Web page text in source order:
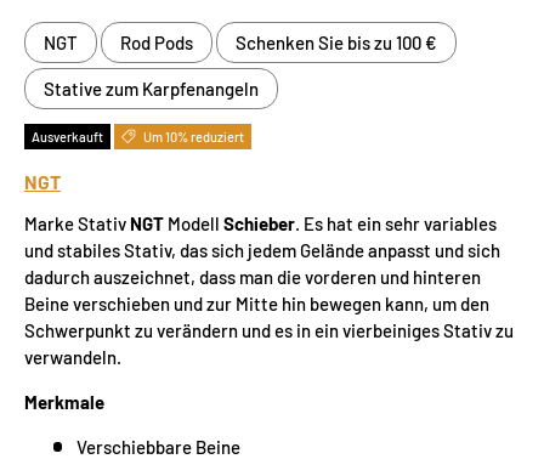
NGT Rod Pods Schenken Sie bis zu 100 €
Stative zum Karpfenangeln
Ausverkauft Um 10% reduziert
NGT
Marke Stativ NGT Modell Schieber. Es hat ein sehr variables
und stabiles Stativ, das sich jedem Gelände anpasst und sich
dadurch auszeichnet, dass man die vorderen und hinteren
Beine verschieben und zur Mitte hin bewegen kann, um den
Schwerpunkt zu verändern und es in ein vierbeiniges Stativ zu
verwandeln.
Merkmale
Verschiebbare Beine